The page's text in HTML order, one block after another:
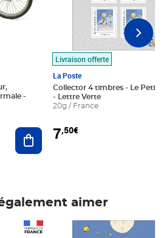
Ajouter au panier
Livraison offerte
La Poste
Collector 4 timbres - Le Petit
- Lettre Verte
20g / France
7,50€
aimer
Prix 7,50€